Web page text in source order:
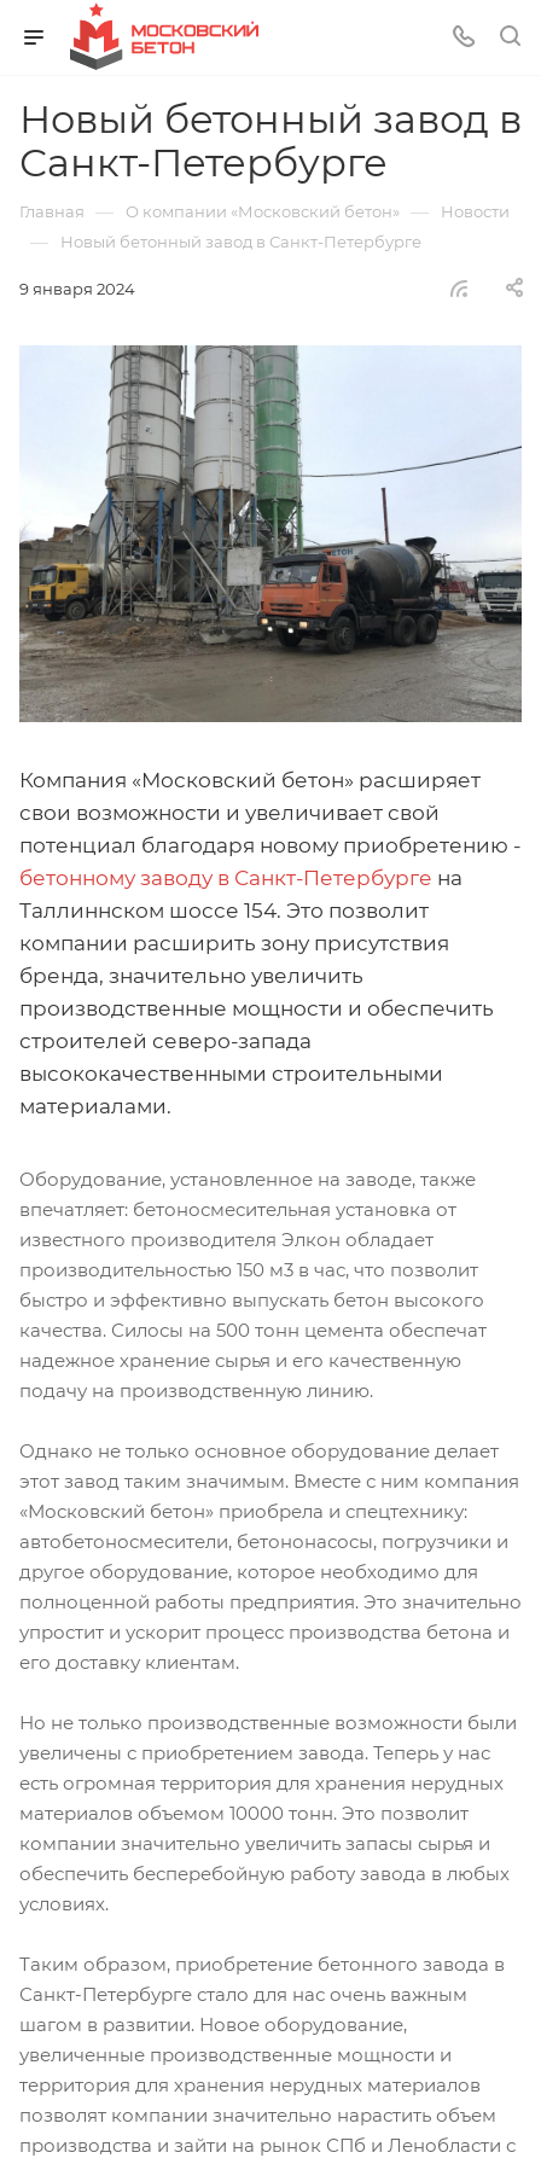
Новый бетонный завод в
Санкт-Петербурге
Главная — О компании «Московский бетон» — Новости
— Новый бетонный завод в Санкт-Петербурге
9 января 2024
Компания «Московский бетон» расширяет
свои возможности и увеличивает свой
потенциал благодаря новому приобретению -
бетонному заводу в Санкт-Петербурге на
Таллиннском шоссе 154. Это позволит
компании расширить зону присутствия
бренда, значительно увеличить
производственные мощности и обеспечить
строителей северо-запада
высококачественными строительными
материалами.
Оборудование, установленное на заводе, также
впечатляет: бетоносмесительная установка от
известного производителя Элкон обладает
производительностью 150 м3 в час, что позволит
быстро и эффективно выпускать бетон высокого
качества. Силосы на 500 тонн цемента обеспечат
надежное хранение сырья и его качественную
подачу на производственную линию.
Однако не только основное оборудование делает
этот завод таким значимым. Вместе с ним компания
«Московский бетон» приобрела и спецтехнику:
автобетоносмесители, бетононасосы, погрузчики и
другое оборудование, которое необходимо для
полноценной работы предприятия. Это значительно
упростит и ускорит процесс производства бетона и
его доставку клиентам.
Но не только производственные возможности были
увеличены с приобретением завода. Теперь у нас
есть огромная территория для хранения нерудных
материалов объемом 10000 тонн. Это позволит
компании значительно увеличить запасы сырья и
обеспечить бесперебойную работу завода в любых
условиях.
Таким образом, приобретение бетонного завода в
Санкт-Петербурге стало для нас очень важным
шагом в развитии. Новое оборудование,
увеличенные производственные мощности и
территория для хранения нерудных материалов
позволят компании значительно нарастить объем
производства и зайти на рынок СПб и Ленобласти с